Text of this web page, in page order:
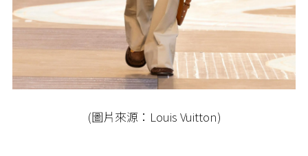
(圖片來源：Louis Vuitton)